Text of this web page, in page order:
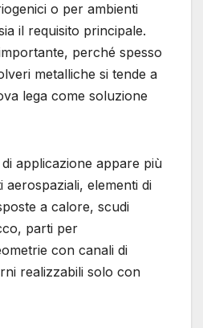
o per ambienti
il requisito principale.
perché spesso
metalliche si tende a
lega come soluzione
applicazione appare più
elementi di
a calore, scudi
parti per
con canali di
realizzabili solo con